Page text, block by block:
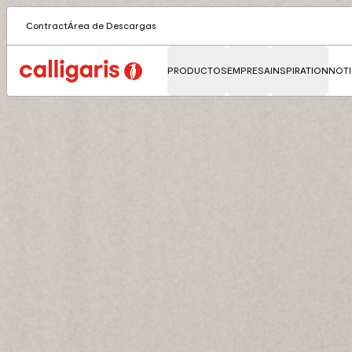
ContractÁrea de Descargas
PRODUCTOSEMPRESAINSPIRATION